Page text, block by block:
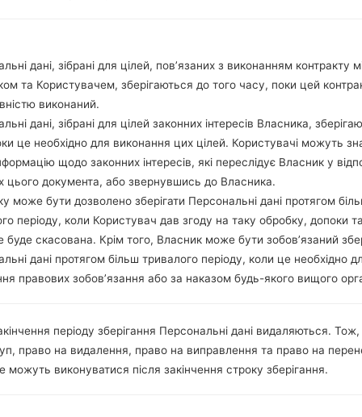
дані, зібрані для цілей, пов’язаних з виконанням контракту
та Користувачем, зберігаються до того часу, поки цей
виконаний.
дані, зібрані для цілей законних інтересів Власника,
це необхідно для виконання цих цілей. Користувачі можуть
щодо законних інтересів, які переслідує Власник у
цього документа, або звернувшись до Власника.
може бути дозволено зберігати Персональні дані протягом
періоду, коли Користувач дав згоду на таку обробку, допоки
буде скасована. Крім того, Власник може бути зобов’язаний
дані протягом більш тривалого періоду, коли це необхідно
правових зобов’язання або за наказом будь-якого вищого
періоду зберігання Персональні дані видаляються.
право на видалення, право на виправлення та право на
можуть виконуватися після закінчення строку зберігання.